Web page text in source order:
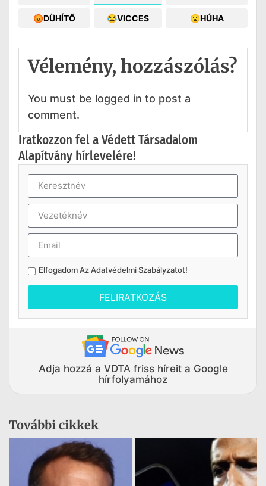
😡DÜHÍTŐ 😂VICCES 😮HÚHA
Vélemény, hozzászólás?
You must be logged in to post a
comment.
Iratkozzon fel a Védett Társadalom
Alapítvány hírlevelére!
Elfogadom AzAdatvédelmi Szabályzatot!
FELIRATKOZÁS
Adja hozzá a VDTA friss híreit a Google
hírfolyamához
További cikkek